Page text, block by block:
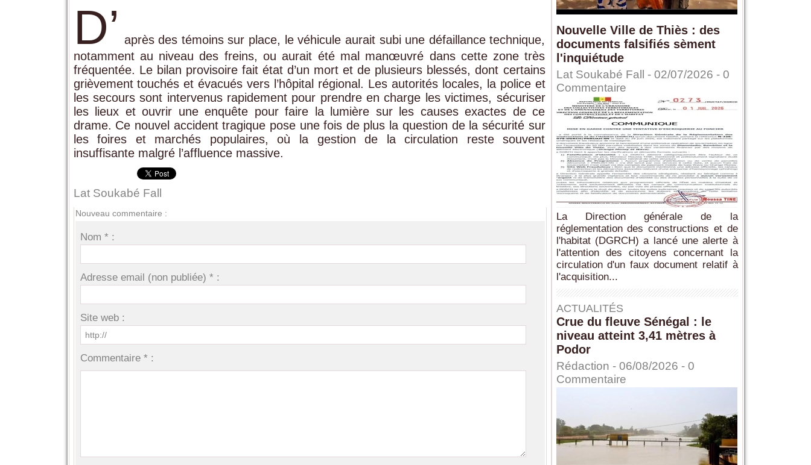
D’ après des témoins sur place, le véhicule aurait subi une défaillance technique,
notamment au niveau des freins, ou aurait été mal manœuvré dans cette zone très
fréquentée. Le bilan provisoire fait état d’un mort et de plusieurs blessés, dont certains
grièvement touchés et évacués vers l’hôpital régional. Les autorités locales, la police et
les secours sont intervenus rapidement pour prendre en charge les victimes, sécuriser
les lieux et ouvrir une enquête pour faire la lumière sur les causes exactes de ce
drame. Ce nouvel accident tragique pose une fois de plus la question de la sécurité sur
les foires et marchés populaires, où la gestion de la circulation reste souvent
insuffisante malgré l’affluence massive.
Lat Soukabé Fall
Nouveau commentaire :
Nom * :
Adresse email (non publiée) * :
Site web :
Commentaire * :
Nouvelle Ville de Thiès : des
documents falsifiés sèment
l'inquiétude
Lat Soukabé Fall - 02/07/2026 - 0
Commentaire
La Direction générale de la
réglementation des constructions et de
l'habitat (DGRCH) a lancé une alerte à
l'attention des citoyens concernant la
circulation d'un faux document relatif à
l'acquisition...
ACTUALITÉS
Crue du fleuve Sénégal : le
niveau atteint 3,41 mètres à
Podor
Rédaction - 06/08/2026 - 0
Commentaire